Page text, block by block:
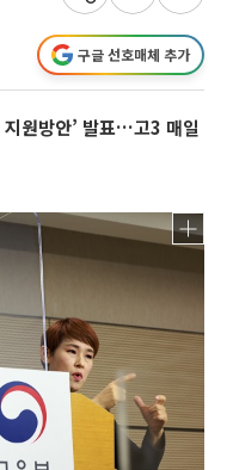
구글 선호매체 추가
원방안’ 발표…고3 매일